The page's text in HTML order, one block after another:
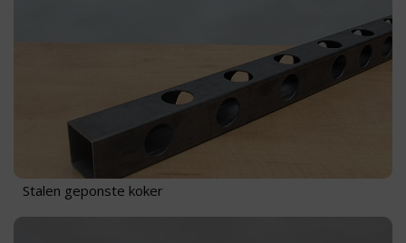
Stalen geponste koker